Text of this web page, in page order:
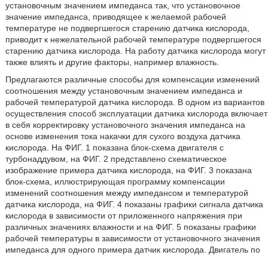
установочным значением импеданса так, что установочное
значение импеданса, приводящее к желаемой рабочей
температуре не подвергшегося старению датчика кислорода,
приводит к нежелательной рабочей температуре подвергшегося
старению датчика кислорода. На работу датчика кислорода могут
также влиять и другие факторы, например влажность.
Предлагаются различные способы для компенсации изменений
соотношения между установочным значением импеданса и
рабочей температурой датчика кислорода. В одном из вариантов
осуществления способ эксплуатации датчика кислорода включает
в себя корректировку установочного значения импеданса на
основе изменения тока накачки для сухого воздуха датчика
кислорода. На ФИГ. 1 показана блок-схема двигателя с
турбонаддувом, на ФИГ. 2 представлено схематическое
изображение примера датчика кислорода, на ФИГ. 3 показана
блок-схема, иллюстрирующая программу компенсации
изменений соотношения между импедансом и температурой
датчика кислорода, на ФИГ. 4 показаны графики сигнала датчика
кислорода в зависимости от приложенного напряжения при
различных значениях влажности и на ФИГ. 5 показаны графики
рабочей температуры в зависимости от установочного значения
импеданса для одного примера датчик кислорода. Двигатель по